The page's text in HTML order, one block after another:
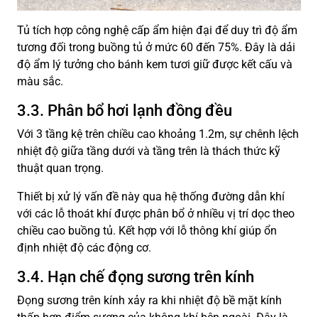
Tủ tích hợp công nghệ cấp ẩm hiện đại để duy trì độ ẩm
tương đối trong buồng tủ ở mức 60 đến 75%. Đây là dải
độ ẩm lý tưởng cho bánh kem tươi giữ được kết cấu và
màu sắc.
3.3. Phân bổ hơi lạnh đồng đều
Với 3 tầng kệ trên chiều cao khoảng 1.2m, sự chênh lệch
nhiệt độ giữa tầng dưới và tầng trên là thách thức kỹ
thuật quan trọng.
Thiết bị xử lý vấn đề này qua hệ thống đường dẫn khí
với các lỗ thoát khí được phân bổ ở nhiều vị trí dọc theo
chiều cao buồng tủ. Kết hợp với lỗ thông khí giúp ổn
định nhiệt độ các động cơ.
3.4. Hạn chế đọng sương trên kính
Đọng sương trên kính xảy ra khi nhiệt độ bề mặt kính